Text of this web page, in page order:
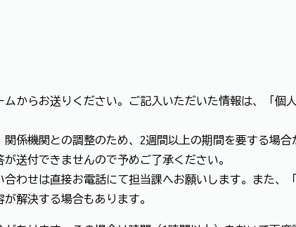
からお送りください。ご記入いただいた情報は、「個
係機関との調整のため、2週間以上の期間を要する場
送付できませんので予めご了承ください。
わせは直接お電話にて担当課へお願いします。また、
解決する場合もあります。